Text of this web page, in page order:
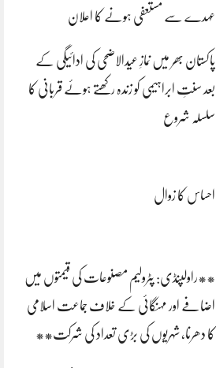
عہدے سے مستعفی ہونے کا اعلان
پاکستان بھر میں نمازِ عیدالاضحی کی ادائیگی کے
بعد سنتِ ابراہیمی کو زندہ رکھتے ہوئے قربانی کا
سلسلہ شروع
احساس کا زوال
**راولپنڈی: پٹرولیم مصنوعات کی قیمتوں میں
اضافے اور مہنگائی کے خلاف جماعت اسلامی
کا دھرنا، شہریوں کی بڑی تعداد کی شرکت**